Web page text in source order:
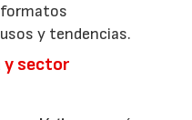
formatos
y tendencias.
y sector